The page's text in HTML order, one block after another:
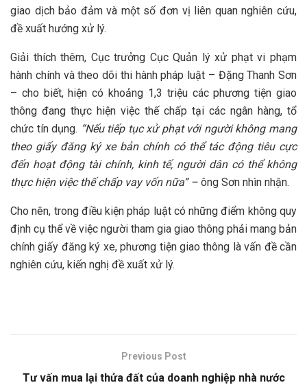
giao dịch bảo đảm và một số đơn vị liên quan nghiên cứu,
đề xuất hướng xử lý.
Giải thích thêm, Cục trưởng Cục Quản lý xử phạt vi phạm
hành chính và theo dõi thi hành pháp luật – Đặng Thanh Sơn
– cho biết, hiện có khoảng 1,3 triệu các phương tiện giao
thông đang thực hiện việc thế chấp tại các ngân hàng, tổ
chức tín dụng. “Nếu tiếp tục xử phạt với người không mang
theo giấy đăng ký xe bản chính có thể tác động tiêu cực
đến hoạt động tài chính, kinh tế, người dân có thể không
thực hiện việc thế chấp vay vốn nữa” – ông Sơn nhìn nhận.
Cho nên, trong điều kiện pháp luật có những điểm không quy
định cụ thể về việc người tham gia giao thông phải mang bản
chính giấy đăng ký xe, phương tiện giao thông là vấn đề cần
nghiên cứu, kiến nghị đề xuất xử lý.
Previous Post
Tư vấn mua lại thửa đất của doanh nghiệp nhà nước